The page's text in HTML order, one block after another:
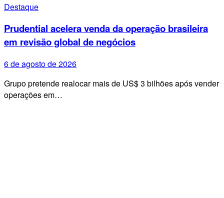
Destaque
Prudential acelera venda da operação brasileira
em revisão global de negócios
6 de agosto de 2026
Grupo pretende realocar mais de US$ 3 bilhões após vender
operações em…